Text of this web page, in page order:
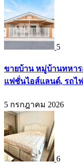
5
ขายบ้าน หมู่บ้านทหาร
แฟชั่นไอส์แลนด์, รถไฟ
5 กรกฎาคม 2026
6